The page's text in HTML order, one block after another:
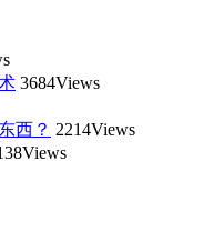
3684Views
西？ 2214Views